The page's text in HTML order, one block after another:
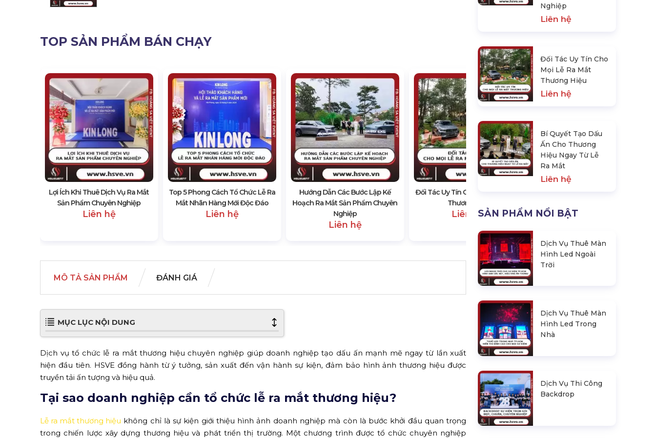
TOP SẢN PHẨM BÁN CHẠY
Lợi Ích Khi Thuê Dịch Vụ Ra Mắt
Sản Phẩm Chuyên Nghiệp
Liên hệ
Top 5 Phong Cách Tổ Chức Lễ Ra
Mắt Nhãn Hàng Mới Độc Đáo
Liên hệ
Hướng Dẫn Các Bước Lập Kế
Hoạch Ra Mắt Sản Phẩm Chuyên
Nghiệp
Liên hệ
Đối Tác Uy Tín Cho Mọi Lễ Ra Mắt
Thương Hiệu
Liên hệ
Bí Quyết Tạo Dấu Ấn Cho Thương
Hiệu Ngay Từ Lễ Ra Mắt
MÔ TẢ SẢN PHẨM ĐÁNH GIÁ
MỤC LỤC NỘI DUNG
Dịch vụ tổ chức lễ ra mắt thương hiệu chuyên nghiệp giúp doanh nghiệp tạo dấu ấn mạnh mẽ ngay từ lần xuất
hiện đầu tiên. HSVE đồng hành từ ý tưởng, sản xuất đến vận hành sự kiện, đảm bảo hình ảnh thương hiệu được
truyền tải ấn tượng và hiệu quả.
Tại sao doanh nghiệp cần tổ chức lễ ra mắt thương hiệu?
Lễ ra mắt thương hiệu không chỉ là sự kiện giới thiệu hình ảnh doanh nghiệp mà còn là bước khởi đầu quan trọng
trong chiến lược xây dựng thương hiệu và phát triển thị trường. Một chương trình được tổ chức chuyên nghiệp
Nghiệp
Liên hệ
Đối Tác Uy Tín Cho
Mọi Lễ Ra Mắt
Thương Hiệu
Liên hệ
Bí Quyết Tạo Dấu
Ấn Cho Thương
Hiệu Ngay Từ Lễ
Ra Mắt
Liên hệ
SẢN PHẨM NỔI BẬT
Dịch Vụ Thuê Màn
Hình Led Ngoài
Trời
Dịch Vụ Thuê Màn
Hình Led Trong
Nhà
Dịch Vụ Thi Công
Backdrop